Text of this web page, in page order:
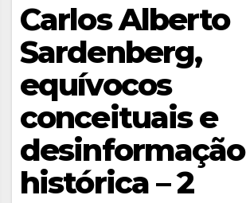
Carlos Alberto
Sardenberg,
equívocos
conceituais e
desinformação
histórica – 2